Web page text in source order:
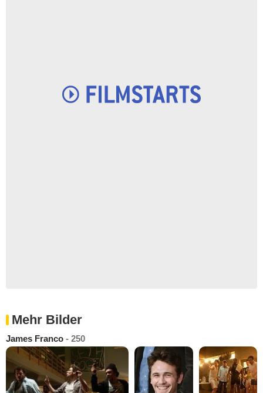
Mehr Bilder
James Franco - 250